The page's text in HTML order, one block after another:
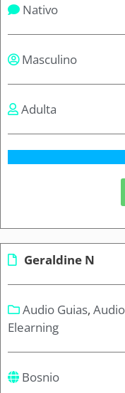
Nativo
Masculino
Adulta
Geraldine N
Audio Guias,
Elearning
Bosnio